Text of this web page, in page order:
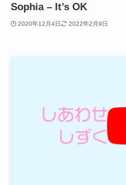
Sophia – It’s OK
2020年12月4日 2022年2月9日